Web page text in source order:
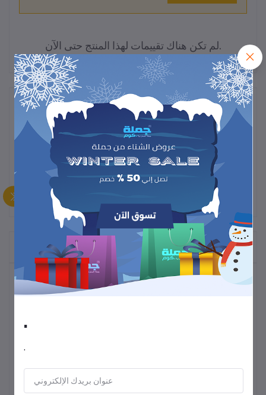
لم تكن هناك تقييمات لهذا المنتج حتى الآن.
وصف
تسخين سريع وكيّ سهل في أي وقت وأي مكان."
المنتجات التي يتم شراؤها بشكل متكرر
أكثر المنتجات مبيعًا
• طاولة متعددة الاستخدمات خفيفة الوزن
.
.